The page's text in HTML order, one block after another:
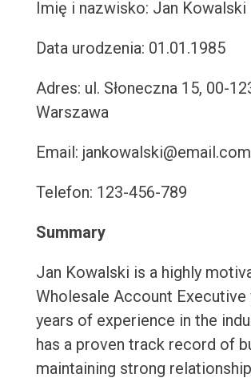
Imię i nazwisko: Jan Kowalski
Data urodzenia: 01.01.1985
Adres: ul. Słoneczna 15, 00-
Warszawa
Email: jankowalski@email.com
Telefon: 123-456-789
Summary
Jan Kowalski is a highly
Wholesale Account Executive
years of experience in the
has a proven track record of
maintaining strong